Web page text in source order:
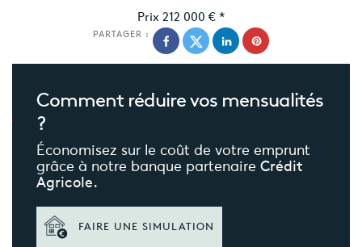
Prix212 000 € *
PARTAGER :
Comment réduirevos mensualités
?
Économisez sur le coût de votre emprunt
grâce à notre banque partenaire Crédit
Agricole.
FAIRE UNE SIMULATION